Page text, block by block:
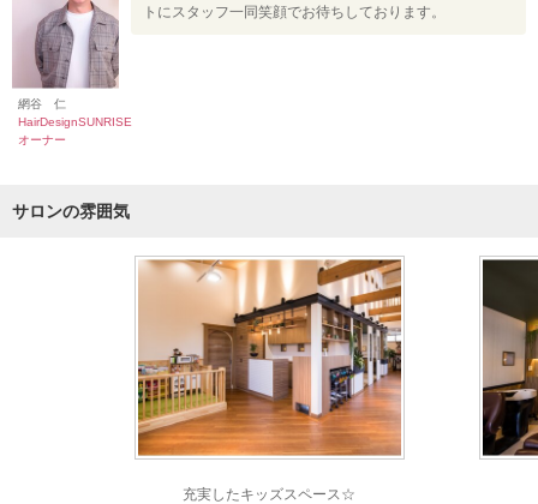
網谷 仁
HairDesignSUNRISE
オーナー
トにスタッフ一同笑顔でお待ちしております。
サロンの雰囲気
充実したキッズスペース☆